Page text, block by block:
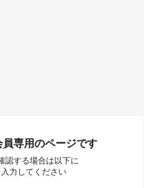
員専用のページです
認する場合は以下に
力してください